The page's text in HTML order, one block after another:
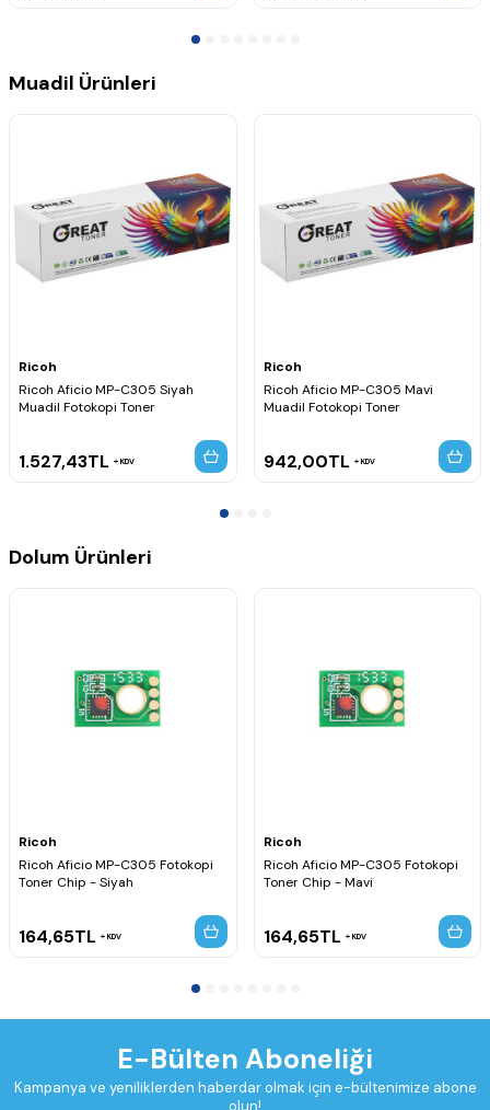
Muadil Ürünleri
Ricoh
Ricoh Aficio MP-C305 Siyah
Muadil Fotokopi Toner
1.527,43TL KDV
Ricoh
Ricoh Aficio MP-C305 Mavi
Muadil Fotokopi Toner
942,00TL KDV
Dolum Ürünleri
Ricoh
Ricoh Aficio MP-C305 Fotokopi
Toner Chip - Siyah
164,65TL KDV
Ricoh
Ricoh Aficio MP-C305 Fotokopi
Toner Chip - Mavi
164,65TL KDV
E-Bülten Aboneliği
Kampanya ve yeniliklerden haberdar olmak için e-bültenimize abone
olun!